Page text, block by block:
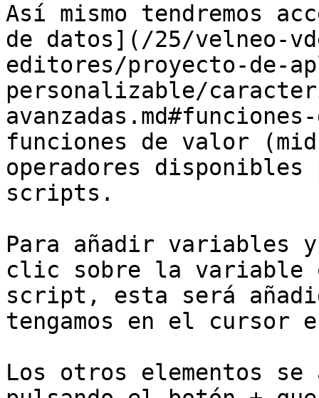
Así mismo tendremos
de datos](/25/velneo-
editores/proyecto-de-
personalizable/
funciones de valor
operadores
scripts.
Para añadir variables y
clic sobre la variable
script, esta será
tengamos en el
Los otros elementos